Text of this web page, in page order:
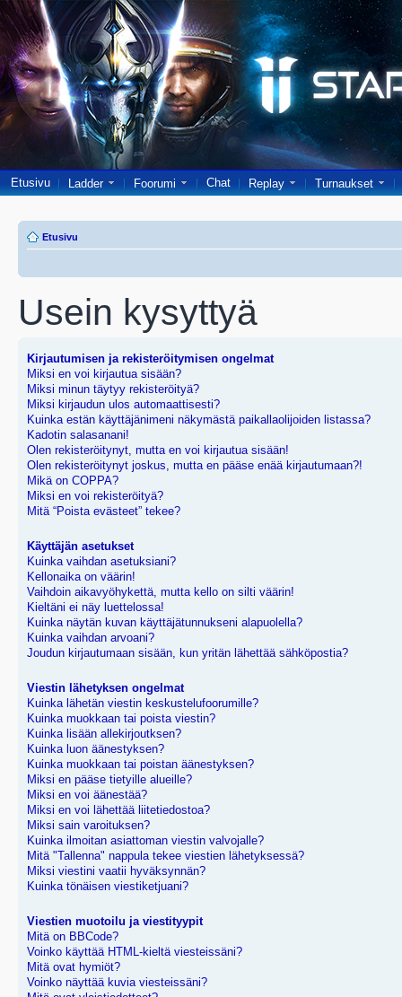
Etusivu Ladder Foorumi Chat Replay Turnaukset
Etusivu
Usein kysyttyä
Kirjautumisen ja rekisteröitymisen ongelmat
Miksi en voi kirjautua sisään?
Miksi minun täytyy rekisteröityä?
Miksi kirjaudun ulos automaattisesti?
Kuinka estän käyttäjänimeni näkymästä paikallaolijoiden listassa?
Kadotin salasanani!
Olen rekisteröitynyt, mutta en voi kirjautua sisään!
Olen rekisteröitynyt joskus, mutta en pääse enää kirjautumaan?!
Mikä on COPPA?
Miksi en voi rekisteröityä?
Mitä “Poista evästeet” tekee?
Käyttäjän asetukset
Kuinka vaihdan asetuksiani?
Kellonaika on väärin!
Vaihdoin aikavyöhykettä, mutta kello on silti väärin!
Kieltäni ei näy luettelossa!
Kuinka näytän kuvan käyttäjätunnukseni alapuolella?
Kuinka vaihdan arvoani?
Joudun kirjautumaan sisään, kun yritän lähettää sähköpostia?
Viestin lähetyksen ongelmat
Kuinka lähetän viestin keskustelufoorumille?
Kuinka muokkaan tai poista viestin?
Kuinka lisään allekirjoutksen?
Kuinka luon äänestyksen?
Kuinka muokkaan tai poistan äänestyksen?
Miksi en pääse tietyille alueille?
Miksi en voi äänestää?
Miksi en voi lähettää liitetiedostoa?
Miksi sain varoituksen?
Kuinka ilmoitan asiattoman viestin valvojalle?
Mitä "Tallenna" nappula tekee viestien lähetyksessä?
Miksi viestini vaatii hyväksynnän?
Kuinka tönäisen viestiketjuani?
Viestien muotoilu ja viestityypit
Mitä on BBCode?
Voinko käyttää HTML-kieltä viesteissäni?
Mitä ovat hymiöt?
Voinko näyttää kuvia viesteissäni?